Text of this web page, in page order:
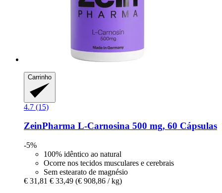
Carrinho
4.7 (15)
ZeinPharma L-​Carnosina 500 mg, 60 Cápsulas
-5%
100% idêntico ao natural
Ocorre nos tecidos musculares e cerebrais
Sem estearato de magnésio
€ 31,81 € 33,49 (€ 908,86 / kg)